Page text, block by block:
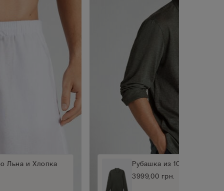
Льна и Хлопка
Рубашка из 100% Льна Soft
3999,00 грн.